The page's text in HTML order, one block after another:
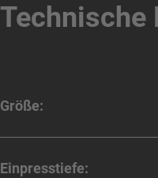
Technische
Größe:
Einpresstiefe: